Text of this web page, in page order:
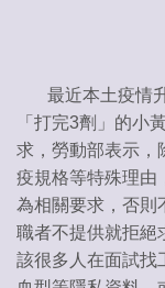
最近本土疫情升
「打完3劑」的小
求，勞動部表示，
疫規格等特殊理由
為相關要求，否則
職者不提供就拒絕
該很多人在面試找